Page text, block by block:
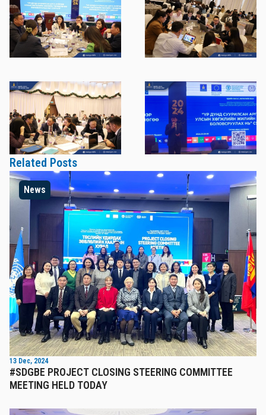
Related Posts
News
13 Dec, 2024
#SDGBE PROJECT CLOSING STEERING COMMITTEE
MEETING HELD TODAY